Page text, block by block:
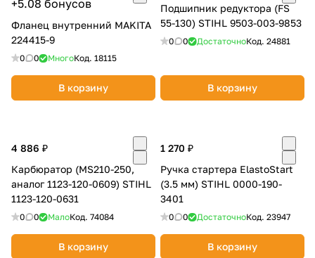
+5.08 бонусов
Фланец внутренний MAKITA
224415-9
0 0 МногоКод. 18115
В корзину
Подшипник редуктора (FS
55-130) STIHL 9503-003-9853
0 0 ДостаточноКод. 24881
В корзину
4 886 ₽
Карбюратор (MS210-250,
аналог 1123-120-0609) STIHL
1123-120-0631
0 0 МалоКод. 74084
В корзину
1 270 ₽
Ручка стартера ElastoStart
(3.5 мм) STIHL 0000-190-
3401
0 0 ДостаточноКод. 23947
В корзину
25
недели